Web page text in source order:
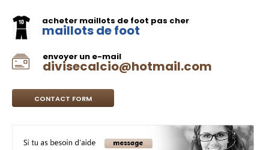
acheter maillots de foot pas cher
maillots de foot
envoyer un e-mail
divisecalcio@hotmail.com
CONTACT FORM